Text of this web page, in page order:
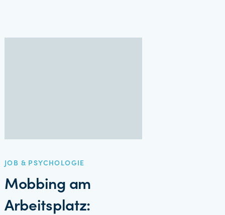
JOB & PSYCHOLOGIE
Mobbing am
Arbeitsplatz: